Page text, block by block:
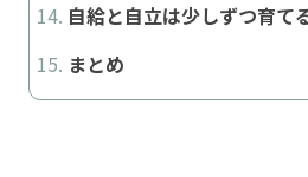
自給と自立は少しずつ育て
まとめ